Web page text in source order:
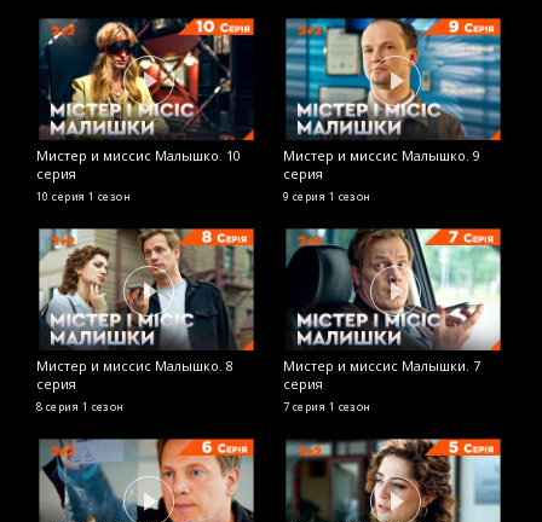
Мистер и миссис Малышко. 10
серия
10 серия 1 сезон
Мистер и миссис Малышко. 9
серия
9 серия 1 сезон
Мистер и миссис Малышко. 8
серия
8 серия 1 сезон
Мистер и миссис Малышки. 7
серия
7 серия 1 сезон